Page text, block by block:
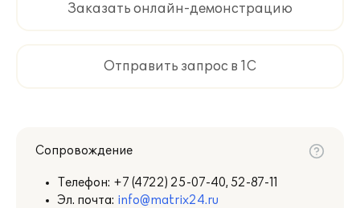
Заказать онлайн-демонстрацию
Отправить запрос в 1С
Сопровождение
Телефон: +7 (4722) 25-07-40, 52-87-11
Эл. почта: info@matrix24.ru